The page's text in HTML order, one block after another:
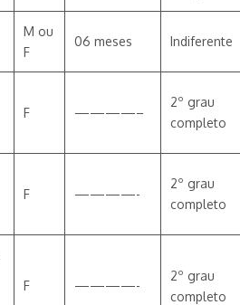
M ou
F
06 meses Indiferente
F ————–
2º grau
completo
F ————-
2º grau
completo
F ————-
2º grau
completo